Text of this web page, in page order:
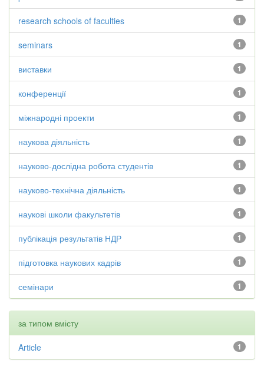
1
research schools of faculties
1
seminars
1
виставки
1
конференції
1
міжнародні проекти
1
наукова діяльність
1
науково-дослідна робота студентів
1
науково-технічна діяльність
1
наукові школи факультетів
1
публікація результатів НДР
1
підготовка наукових кадрів
1
семінари
за типом вмісту
1
Article